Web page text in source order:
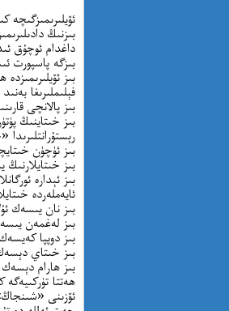
ئۆيلىرىمىزگىچە
بىزنىڭ
داغدام ئوچۇق
بىزگە پاسپورت
بىز
فېلىملىرىغا
بىز پالانچى
بىز خىتاينىڭ
بىز ئۈچۈن
بىز خىتايلارنىڭ
بىز ئېدارە
ئايەملەردە
بىز نان يىسەك
بىز لەغمەن
بىز دوپپا
بىز خىتاي
بىز ھارام دېسەك
ھەتتا
ئۆزىنى